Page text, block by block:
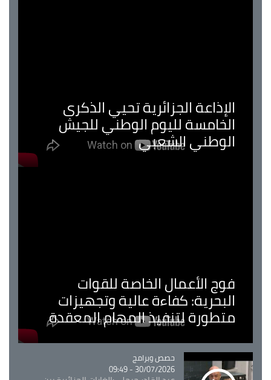
الإذاعة الجزائرية تحيي الذكرى
الخامسة لليوم الوطني للجيش
الوطني الشعبي
فوج الأعمال الخاصة للقوات
البحرية: كفاءة عالية وتجهيزات
متطورة لتنفيذ المهام المعقدة
Catégorie
حصص وبرامج
30/07/2026 - 09:49